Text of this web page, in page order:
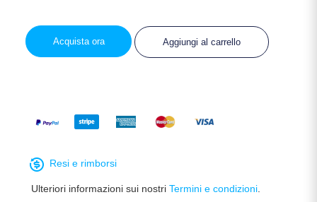
Aggiungi al carrello
Acquista ora
Resi e rimborsi
Ulteriori informazioni sui nostri Termini e condizioni